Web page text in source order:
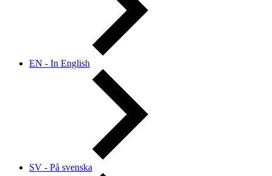
EN - In English
SV - På svenska